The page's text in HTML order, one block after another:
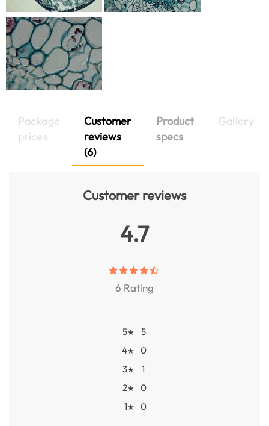
Package
prices
Customer
reviews
(6)
Product
specs
Gallery
Customer reviews
4.7
6 Rating
5★
5
4★
0
3★
1
2★
0
1★ 0